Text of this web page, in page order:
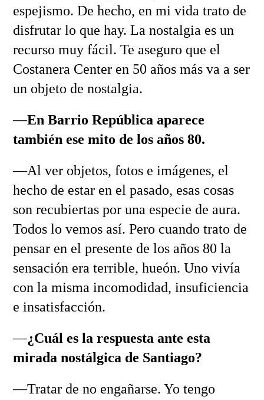
espejismo. De hecho, en mi vida trato de
disfrutar lo que hay. La nostalgia es un
recurso muy fácil. Te aseguro que el
Costanera Center en 50 años más va a ser
un objeto de nostalgia.
—En Barrio República aparece
también ese mito de los años 80.
—Al ver objetos, fotos e imágenes, el
hecho de estar en el pasado, esas cosas
son recubiertas por una especie de aura.
Todos lo vemos así. Pero cuando trato de
pensar en el presente de los años 80 la
sensación era terrible, hueón. Uno vivía
con la misma incomodidad, insuficiencia
e insatisfacción.
—¿Cuál es la respuesta ante esta
mirada nostálgica de Santiago?
—Tratar de no engañarse. Yo tengo